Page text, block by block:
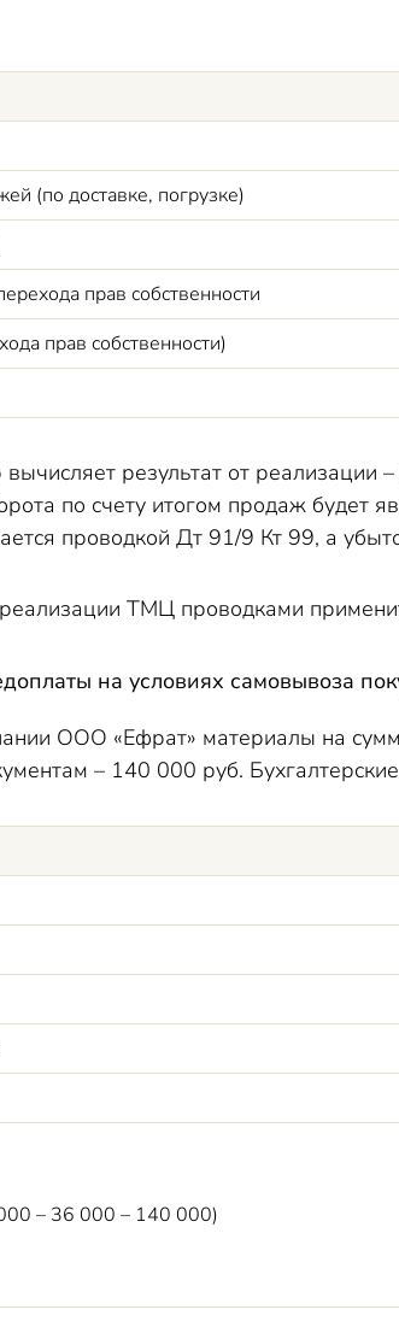
(по доставке, погрузке)
прав собственности
прав собственности)
результат от реализации
по счету итогом продаж будет
проводкой Дт 91/9 Кт 99, а
ТМЦ проводками
на условиях самовывоза
ООО «Ефрат» материалы на
– 140 000 руб.
– 36 000 – 140 000)